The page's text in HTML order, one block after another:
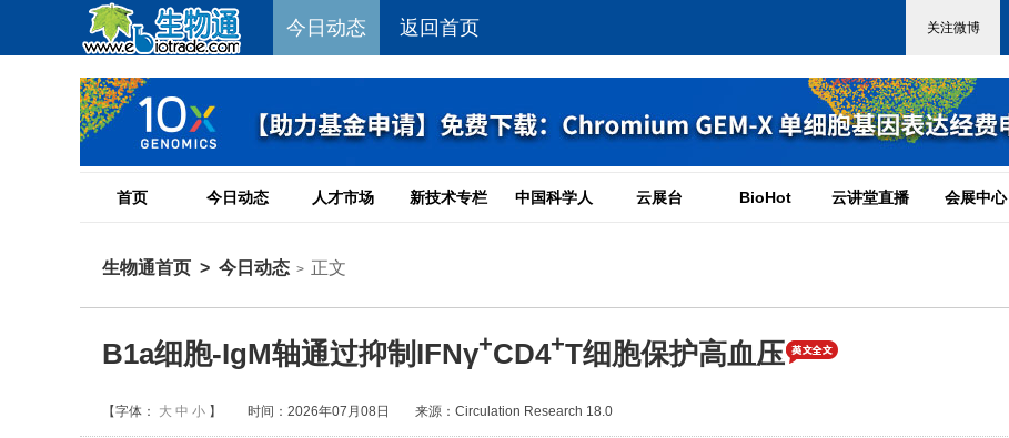
今日动态 返回首页
首页 今日动态 人才市场 新技术专栏 中国科学人 云展台 BioHot 云讲堂直播 会展中心
生物通首页 > 今日动态 > 正文
B1a细胞-IgM轴通过抑制IFNγ+CD4+T细胞保护高血压
【字体： 大 中 小 】 时间：2026年07月08日 来源：Circulation Research 18.0